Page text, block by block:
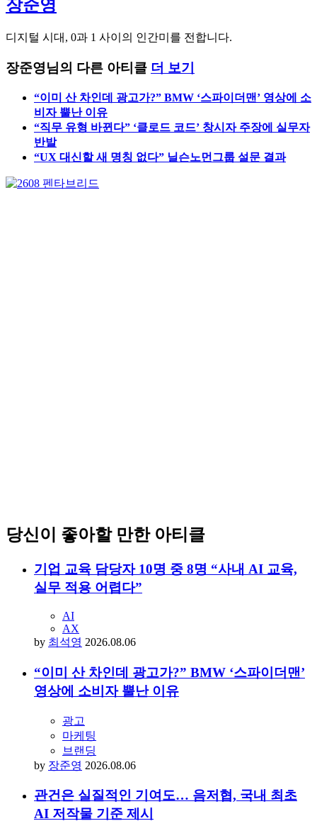
장준영
디지털 시대, 0과 1 사이의 인간미를 전합니다.
장준영님의 다른 아티클 더 보기
“이미 산 차인데 광고가?” BMW ‘스파이더맨’ 영상에 소
비자 뿔난 이유
“직무 유형 바뀐다” ‘클로드 코드’ 창시자 주장에 실무자
반발
“UX 대신할 새 명칭 없다” 닐슨노먼그룹 설문 결과
당신이 좋아할 만한 아티클
기업 교육 담당자 10명 중 8명 “사내 AI 교육,
실무 적용 어렵다”
AI
AX
by 최석영 2026.08.06
“이미 산 차인데 광고가?” BMW ‘스파이더맨’
영상에 소비자 뿔난 이유
광고
마케팅
브랜딩
by 장준영 2026.08.06
관건은 실질적인 기여도… 음저협, 국내 최초
AI 저작물 기준 제시